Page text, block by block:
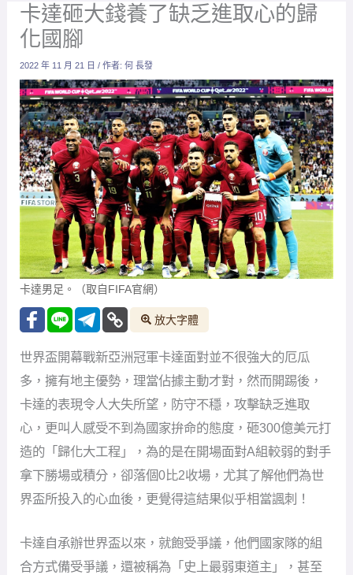
卡達砸大錢養了缺乏進取心的歸
化國腳
2022 年 11 月 21 日/ 作者:何 長發
卡達男足。（取自FIFA官網）
放大字體
世界盃開幕戰新亞洲冠軍卡達面對並不很強大的厄瓜
多，擁有地主優勢，理當佔據主動才對，然而開踢後，
卡達的表現令人大失所望，防守不穩，攻擊缺乏進取
心，更叫人感受不到為國家拚命的態度，砸300億美元打
造的「歸化大工程」，為的是在開場面對A組較弱的對手
拿下勝場或積分，卻落個0比2收場，尤其了解他們為世
界盃所投入的心血後，更覺得這結果似乎相當諷刺！
卡達自承辦世界盃以來，就飽受爭議，他們國家隊的組
合方式備受爭議，還被稱為「史上最弱東道主」，甚至